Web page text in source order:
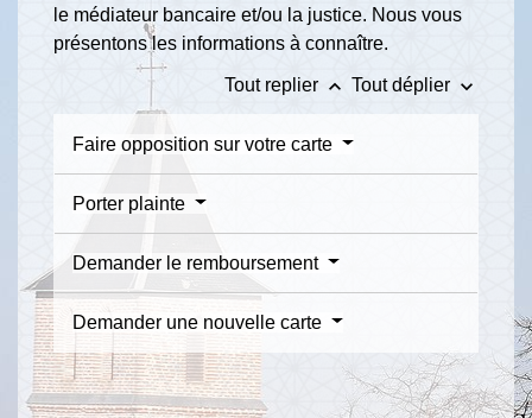
le médiateur bancaire et/ou la justice. Nous vous
présentons les informations à connaître.
Tout replier keyboard_arrow_up Tout déplier keyboard_arrow_down
Faire opposition sur votre carte
Porter plainte
Demander le remboursement
Demander une nouvelle carte